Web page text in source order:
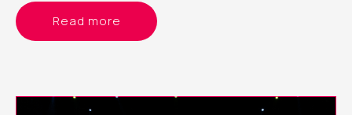
首辦「自由舞」，順理成章也建立了「FIRST創作平台」，邀
請其中六位曾參與「國際創意交流計劃」的女舞蹈藝術家，於
Read more